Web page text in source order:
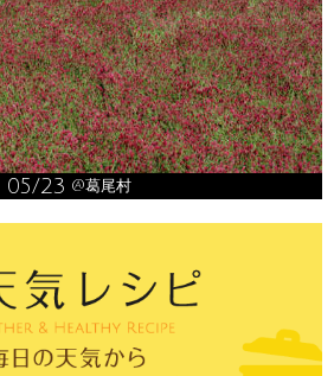
05/23 @葛尾村